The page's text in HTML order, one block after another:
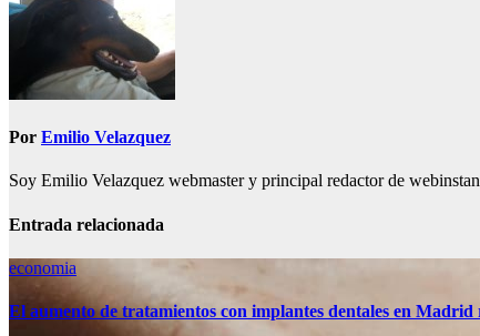
Por Emilio Velazquez
Soy Emilio Velazquez webmaster y principal redactor de
Entrada relacionada
economia
El aumento de tratamientos con implantes dentales en